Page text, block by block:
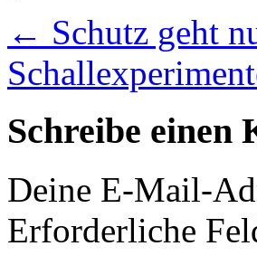
← Schutz geht
Schreibe einen
Deine E-Mail-
Erforderliche